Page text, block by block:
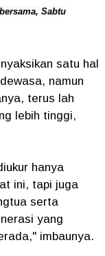
Sabtu
satu hal
namun
terus lah
lebih tinggi,
hanya
ini, tapi juga
serta
yang
imbaunya.